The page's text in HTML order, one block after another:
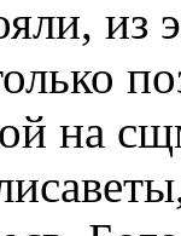
из
на